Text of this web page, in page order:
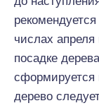
числах
посадке
сформируется
дерево